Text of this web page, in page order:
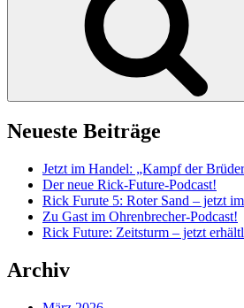
Neueste Beiträge
Jetzt im Handel: „Kampf der
Der neue Rick-Future-Podcast!
Rick Furute 5: Roter Sand – jetzt
Zu Gast im Ohrenbrecher-Podcast!
Rick Future: Zeitsturm – jetzt
Archiv